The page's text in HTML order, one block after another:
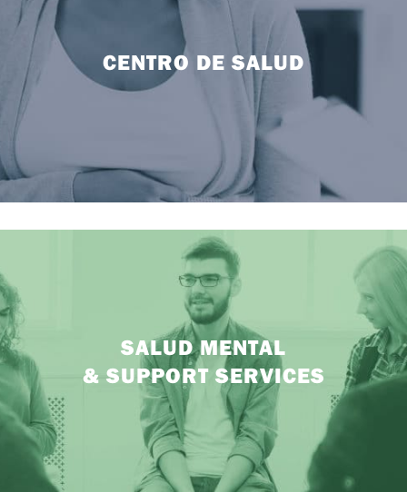
CENTRO DE SALUD
SALUD MENTAL
& SUPPORT SERVICES